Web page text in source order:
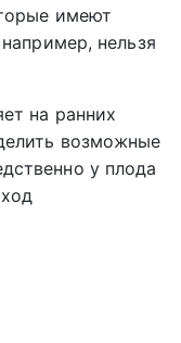
имеют
нельзя
на ранних
возможные
у плода